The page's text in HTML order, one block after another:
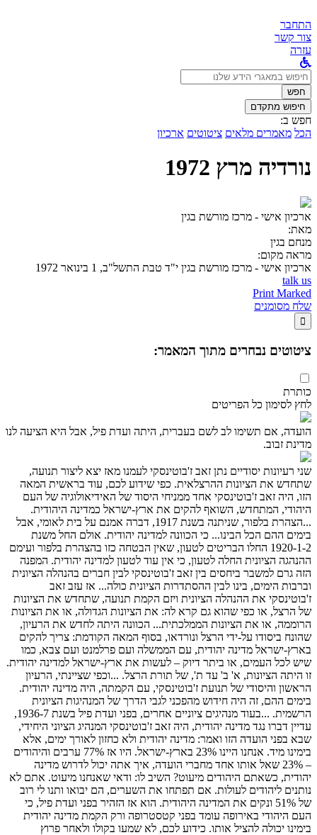
התחבר
צור קשר
עזרה
לחפש
ב:חפש
חיפוש מתקדם
חפש ב:
הכל מאמרים מלאים ציטוטים ארכיון
נורדיה מרץ 1972
ארכיון אישי - מרכז מורשת בגין
מאת:
מנחם בגין
מראה מקום:
ארכיון אישי - מרכז מורשת בגין י"ד טבת התשל"ב, 1 בינואר 1972
talk us
Print Marked
שלח מסומנים

ציטוטים נבחרים מתוך המאמר:
כותרת
לחץ לסימון כל הפריטים
הועדה, אם תשימו לב לשם בעברית, היתה ועדת פיל, אבל היא הציעה לנו
מדינת זבוב.
שני רעיונות יסודיים נתן זאב ז'בוטינסקי לעמנו מאז יצא ליצור תנועה,
שתחדש את הציונות ההרצלאית. כפי שידוע לכם, עוד בראשית המאה
הזו, היה זאב ז'בוטינסקי אחד ממניחי היסוד של האידיאולוגיה של העם
היהודי, המתחדש, השואף להקים את ארץ-ישראל כמדינה היהודית.
...הצהרת בלפור, שניתנה בשנת 1917, דברה אמנם על בית לאומי, אבל
בימים ההם הכל הבינו... כי הכוונה למדינה יהודית. אולם החל משנת
1920-1-2 החלו הבריטים לטעון, שאין הבטחה כזו בהצהרת בלפור ועימם
ההנהגה הציונית החלה לטעון, כי אין עוד לטעון למדינה יהודית. המפנה
הזה גרם למשבר ביחסים בין זאב ז'בוטינסקי לבין חברים בהנהלה הציונית
וברבות הימים, בינו לבין ההסתדרות הציונית כולה... אז עזב זאב
ז'בוטינסקי את ההנהלה הציונית ויזם הקמת תנועה, שתחדש את הציונות
של הרצל, או כפי שהוא גם קרא לה: את הציונות הגדולה, או את הציונות
הרוממה, או את הציונות הממלכתית... הכוונה היתה לחדש את הרעיון,
שהונח ביסודו על-ידי הרצל ונורדאו, בסוף המאה הקודמת: צריך להקים
בארץ-ישראל מדינה יהודית, עם הממשלה ועם פרלמנט ועם צבא, כמו
שיש לכל העמים, או ביתר דיוק – לעשות את ארץ-ישראל למדינה יהודית.
זו היתה הציונות, א' ב' עד ת', של תורת הרצל. ...וכפי שציינתי, הרעיון
הראשון והיסודי של תנועת ז'בוטינסקי, עם הקמתה, היה מדינה יהודית.
בימים ההם, זה היה חידוש מהפכני לגבי הדרך של המנהיגות הציונית
הרשמית. ...בעוד מנהיגים ציוניים אחרים, בפני ועדת פיל בשנת 1936-7,
עדיין דברו נגד מדינה יהודית, היה זאב ז'בוטינסקי המנהיג הציוני היחידי,
שבא בפני הועדה הזו ואמר: מדינה יהודית ולא כחזון לאורך ימים, אלא
בימינו מיד. אנחנו היינו 23% בארץ-ישראל. היו אז 77% ערבים והיהודים
– 23% שאל אותו אחד מחברי הועדה, איך אתה יכול לדרוש מדינה
יהודית, כשאתם היהודים מיעוט? השיב לו: ודאי שאנחנו מיעוט. אתם לא
נותנים ליהודים לעולות. אם תפתחו את השערים, הם יבואו ותנו לי רוב
של 51% ונקים את המדינה היהודית. הוא אז הזהיר בפני ועדת פיל, כי
העם היהודי באירופה עומד בפני קטסטרופה ורק הקמת מדינה יהודית
בימינו יכולה להציל אותו. כידוע לכם, לא שמעו בקולו ולאחר פרוץ